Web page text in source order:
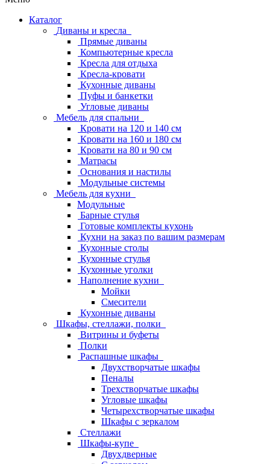
Каталог
Диваны и кресла
Прямые диваны
Компьютерные кресла
Кресла для отдыха
Кресла-кровати
Кухонные диваны
Пуфы и банкетки
Угловые диваны
Мебель для спальни
Кровати на 120 и 140 см
Кровати на 160 и 180 см
Кровати на 80 и 90 см
Матрасы
Основания и настилы
Модульные системы
Мебель для кухни
Модульные
Барные стулья
Готовые комплекты кухонь
Кухни на заказ по вашим размерам
Кухонные столы
Кухонные стулья
Кухонные уголки
Наполнение кухни
Мойки
Смесители
Кухонные диваны
Шкафы, стеллажи, полки
Витрины и буфеты
Полки
Распашные шкафы
Двухстворчатые шкафы
Пеналы
Трехстворчатые шкафы
Угловые шкафы
Четырехстворчатые шкафы
Шкафы с зеркалом
Стеллажи
Шкафы-купе
Двухдверные